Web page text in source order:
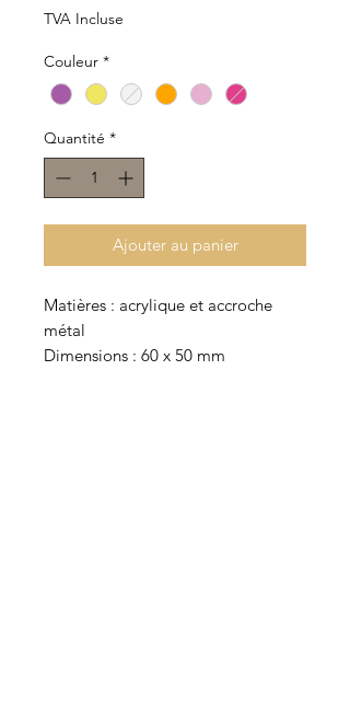
TVA Incluse
Couleur *
Quantité *
Ajouter au panier
Matières : acrylique et accroche
métal
Dimensions : 60 x 50 mm